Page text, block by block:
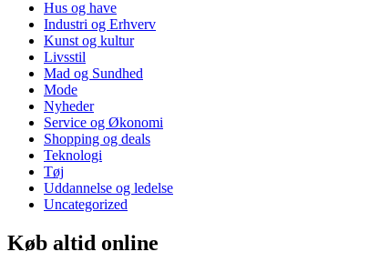
Hus og have
Industri og Erhverv
Kunst og kultur
Livsstil
Mad og Sundhed
Mode
Nyheder
Service og Økonomi
Shopping og deals
Teknologi
Tøj
Uddannelse og ledelse
Uncategorized
Køb altid online